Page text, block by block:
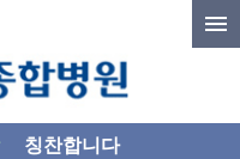
칭찬합니다